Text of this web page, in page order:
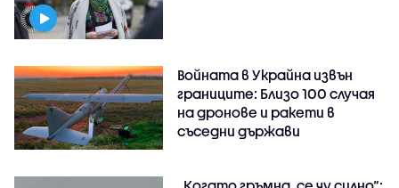
Войната в Украйна извън
границите: Близо 100 случая
на дронове и ракети в
съседни държави